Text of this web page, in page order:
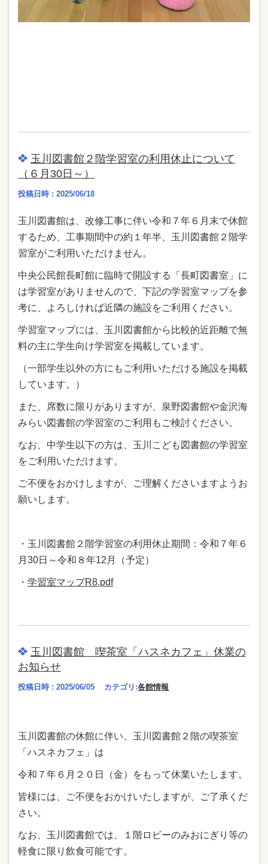
玉川図書館２階学習室の利用休止について
（６月30日～）
投稿日時 : 2025/06/18
玉川図書館は、改修工事に伴い令和７年６月末で休館
するため、工事期間中の約１年半、玉川図書館２階学
習室がご利用いただけません。
中央公民館長町館に臨時で開設する「長町図書室」に
は学習室がありませんので、下記の学習室マップを参
考に、よろしければ近隣の施設をご利用ください。
学習室マップには、玉川図書館から比較的近距離で無
料の主に学生向け学習室を掲載しています。
（一部学生以外の方にもご利用いただける施設を掲載
しています。）
また、席数に限りがありますが、泉野図書館や金沢海
みらい図書館の学習室のご利用もご検討ください。
なお、中学生以下の方は、玉川こども図書館の学習室
をご利用いただけます。
ご不便をおかけしますが、ご理解くださいますようお
願いします。
・玉川図書館２階学習室の利用休止期間：令和７年６
月30日～令和８年12月（予定）
・ 学習室マップR8.pdf
玉川図書館 喫茶室「ハスネカフェ」休業の
お知らせ
投稿日時 : 2025/06/05 カテゴリ:各館情報
玉川図書館の休館に伴い、玉川図書館２階の喫茶室
「ハスネカフェ」は
令和７年６月２０日（金）をもって休業いたします。
皆様には、ご不便をおかけいたしますが、ご了承くだ
さい。
なお、玉川図書館では、１階ロビーのみおにぎり等の
軽食に限り飲食可能です。